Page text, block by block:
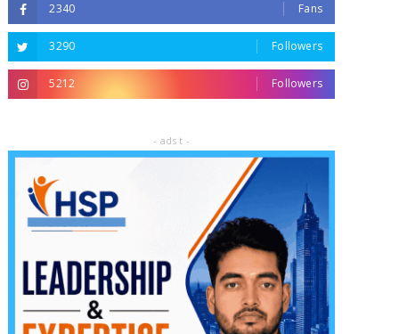
2340 Fans
3290 Followers
5212 Followers
- ads t -